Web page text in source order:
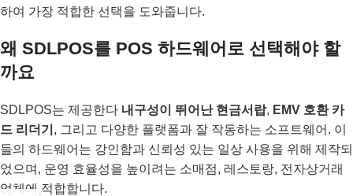
하여 가장 적합한 선택을 도와줍니다.
왜 SDLPOS를 POS 하드웨어로 선택해야 할
까요
SDLPOS는 제공한다 내구성이 뛰어난 현금서랍, EMV 호환 카
드 리더기 , 그리고 다양한 플랫폼과 잘 작동하는 소프트웨어. 이
들의 하드웨어는 강인함과 신뢰성 있는 일상 사용을 위해 제작되
었으며, 운영 효율성을 높이려는 소매점, 레스토랑, 전자상거래
업체에 적합합니다.